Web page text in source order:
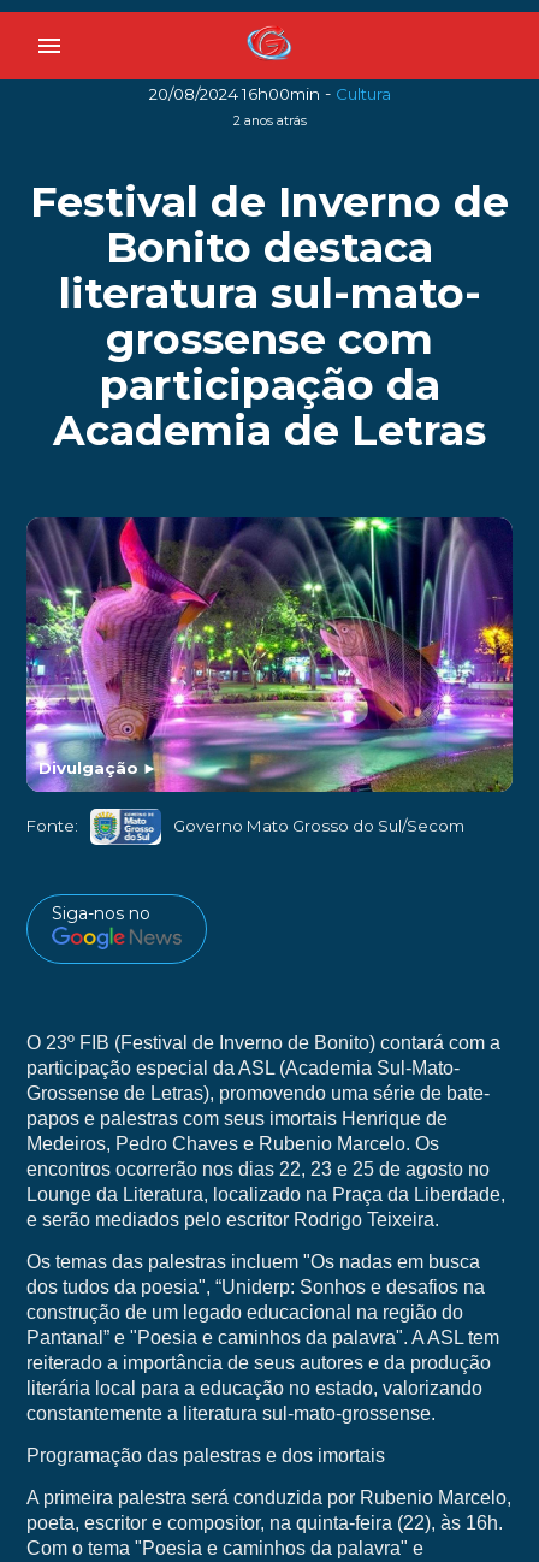
menu
20/08/2024 16h00min - Cultura
2 anos atrás
Festival de Inverno de
Bonito destaca
literatura sul-mato-
grossense com
participação da
Academia de Letras
Divulgação ►
Fonte: Governo Mato Grosso do Sul/Secom
Siga-nos no
O 23º FIB (Festival de Inverno de Bonito) contará com a
participação especial da ASL (Academia Sul-Mato-
Grossense de Letras), promovendo uma série de bate-
papos e palestras com seus imortais Henrique de
Medeiros, Pedro Chaves e Rubenio Marcelo. Os
encontros ocorrerão nos dias 22, 23 e 25 de agosto no
Lounge da Literatura, localizado na Praça da Liberdade,
e serão mediados pelo escritor Rodrigo Teixeira.
Os temas das palestras incluem "Os nadas em busca
dos tudos da poesia", “Uniderp: Sonhos e desafios na
construção de um legado educacional na região do
Pantanal” e "Poesia e caminhos da palavra". A ASL tem
reiterado a importância de seus autores e da produção
literária local para a educação no estado, valorizando
constantemente a literatura sul-mato-grossense.
Programação das palestras e dos imortais
A primeira palestra será conduzida por Rubenio Marcelo,
poeta, escritor e compositor, na quinta-feira (22), às 16h.
Com o tema "Poesia e caminhos da palavra" e